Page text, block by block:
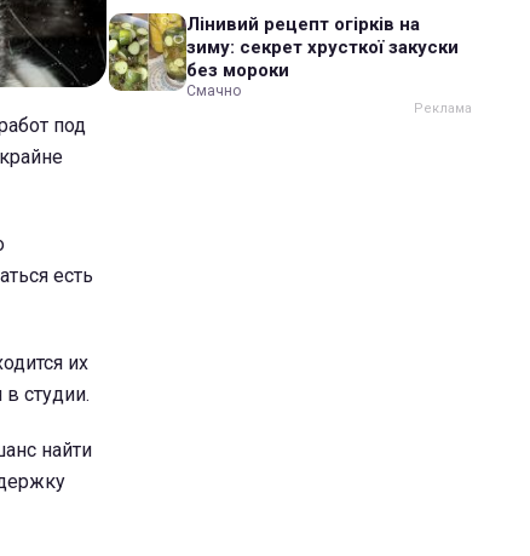
под
есть
их
студии.
найти
Лінивий рецепт огірків на
зиму: секрет хрусткої закуски
без мороки
Смачно